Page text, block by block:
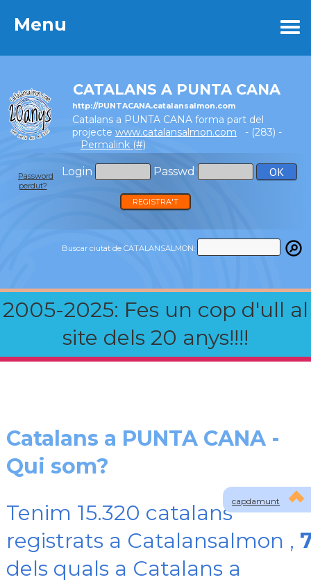
Menu
CATALANS A PUNTA CANA
http://PUNTACANA.catalansalmon.com
Catalans a PUNTA CANA forma part del
projecte www.catalansalmon.com - (283) -
Permalink (#)
Login Passwd
Password
perdut?
REGISTRA'T
Buscar ciutat de CATALANSALMON:
2005-2025: Fes un cop d'ull al
site dels 20 anys!!!!
Menu
capdamunt
Catalans a PUNTA CANA -
Qui som?
Tenim 15.320 catalans
registrats a Catalansalmon ,
dels quals a Catalans a